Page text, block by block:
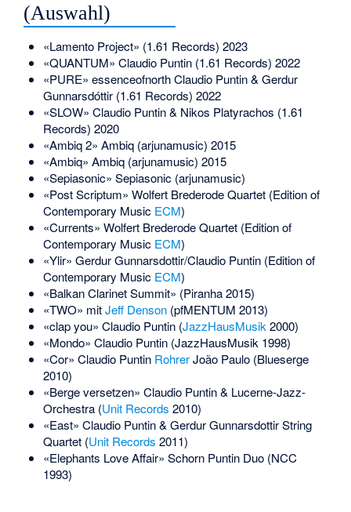
(Auswahl)
«Lamento Project» (1.61 Records) 2023
«QUANTUM» Claudio Puntin (1.61 Records) 2022
«PURE» essenceofnorth Claudio Puntin & Gerdur
Gunnarsdóttir (1.61 Records) 2022
«SLOW» Claudio Puntin & Nikos Platyrachos (1.61
Records) 2020
«Ambiq 2» Ambiq (arjunamusic) 2015
«Ambiq» Ambiq (arjunamusic) 2015
«Sepiasonic» Sepiasonic (arjunamusic)
«Post Scriptum» Wolfert Brederode Quartet (Edition of
Contemporary Music ECM)
«Currents» Wolfert Brederode Quartet (Edition of
Contemporary Music ECM)
«Ylir» Gerdur Gunnarsdottir/Claudio Puntin (Edition of
Contemporary Music ECM)
«Balkan Clarinet Summit» (Piranha2015)
«TWO» mitJeff Denson(pfMENTUM 2013)
«clap you» Claudio Puntin (JazzHausMusik 2000)
«Mondo» Claudio Puntin (JazzHausMusik 1998)
«Cor» Claudio Puntin Rohrer João Paulo(Blueserge
2010)
«Berge versetzen» Claudio Puntin & Lucerne-Jazz-
Orchestra (Unit Records 2010)
«East» Claudio Puntin & Gerdur Gunnarsdottir String
Quartet (Unit Records 2011)
«Elephants Love Affair» Schorn Puntin Duo (NCC
1993)